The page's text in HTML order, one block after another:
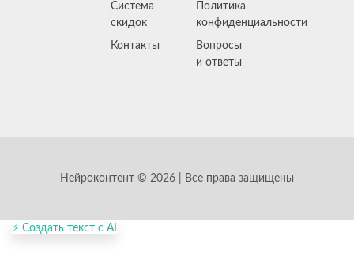
Система
скидок
Контакты
Политика
конфиденциальности
Вопросы
и ответы
Нейроконтент © 2026 | Все права защищены
⚡ Создать текст с AI